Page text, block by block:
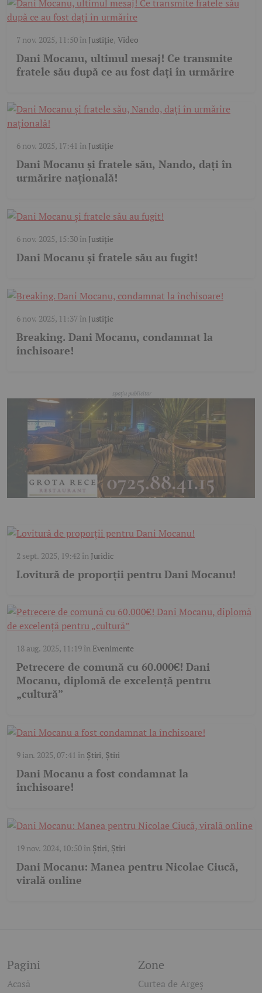
7 nov. 2025, 11:50în Justiție, Video
Dani Mocanu, ultimul mesaj! Ce transmite
fratele său după ce au fost dați în urmărire
6 nov. 2025, 17:41 în Justiție
Dani Mocanu și fratele său, Nando, dați în
urmărire națională!
6 nov. 2025, 15:30în Justiție
Dani Mocanu și fratele său au fugit!
6 nov. 2025, 11:37în Justiție
Breaking. Dani Mocanu, condamnat la
închisoare!
2 sept. 2025, 19:42 în Juridic
Lovitură de proporții pentru Dani Mocanu!
18 aug. 2025, 11:19în Evenimente
Petrecere de comună cu 60.000€! Dani
Mocanu, diplomă de excelență pentru
„cultură”
9 ian. 2025, 07:41 în Știri, Știri
Dani Mocanu a fost condamnat la
închisoare!
19 nov. 2024, 10:50în Știri, Știri
Dani Mocanu: Manea pentru Nicolae Ciucă,
virală online
Pagini
Acasă
Zone
Curtea de Argeș